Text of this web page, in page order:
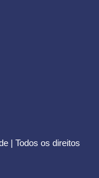
| Todos os direitos